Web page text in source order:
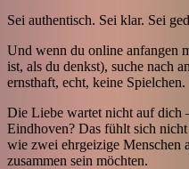
Sei authentisch. Sei klar. Sei
Und wenn du online anfangen
ist, als du denkst), suche nach
ernsthaft, echt, keine Spielchen.
Die Liebe wartet nicht auf dich
Eindhoven? Das fühlt sich
wie zwei ehrgeizige Menschen
zusammen sein möchten.